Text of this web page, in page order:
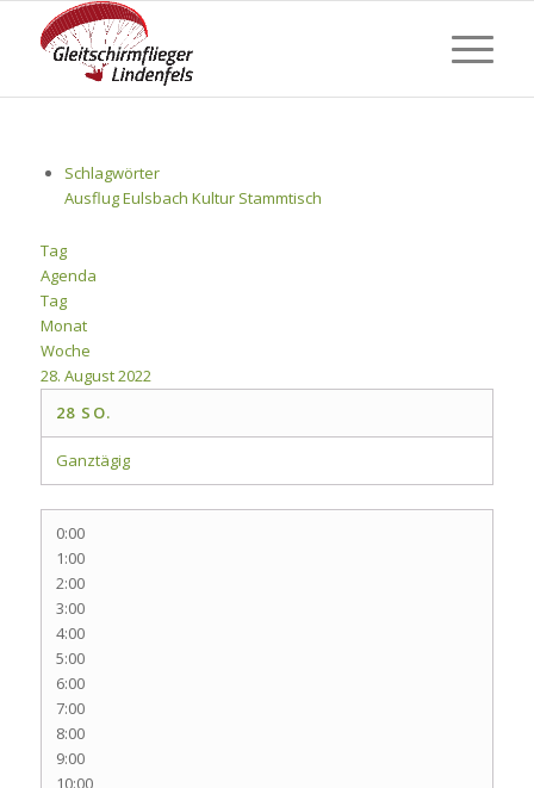
Schlagwörter
AusflugEulsbach Kultur Stammtisch
Tag
Agenda
Tag
Monat
Woche
28. August 2022
28 SO.
Ganztägig
0:00
1:00
2:00
3:00
4:00
5:00
6:00
7:00
8:00
9:00
10:00